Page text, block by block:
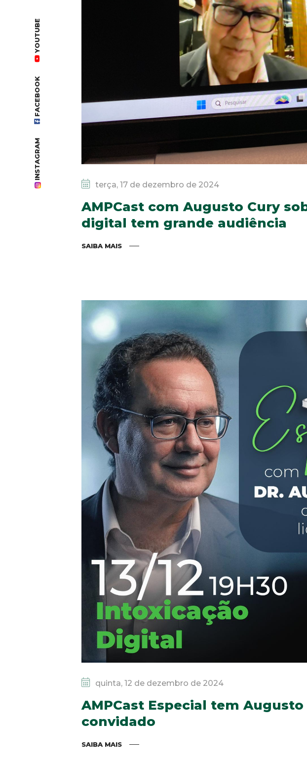
INSTAGRAM
FACEBOOK
YOUTUBE
terça, 17 de dezembro de 2024
AMPCast com Augusto Cury
digital tem grande audiência
SAIBA MAIS
quinta, 12 de dezembro de 2024
AMPCast Especial tem
convidado
SAIBA MAIS